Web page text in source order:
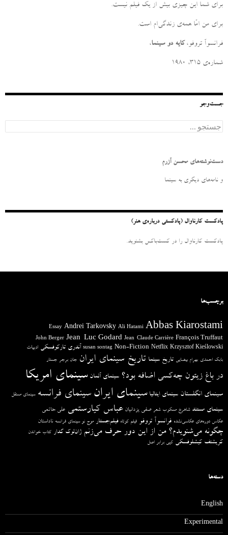
برای شما این چیزی بیش از یک فیلم نیست.
برای من امّا همه‌ی زندگی‌ام است.
فرانسوآ تروفو، کایه دو سینما،
شماره‌ی ۳۱۵، ۱۹۸۰
جست‌وجو
ج
س
و
ر
دست‌نوشته‌های محسن آزرم
و نامه‌‌های دیگری به سینما
پادکست کارناوال (پادکستی درباره‌ی هنر)
پادکست کارناوال را در کست‌باکس بشنوید.
برچسب‌ها
Abbas Kiarostami
Ali Hatami
Andrei Tarkovsky
Essay
François Truffaut
Jean-Claude Carrière
Jean-Luc Godard
John Berger
Krzysztof Kieślowski
Netflix
Non-Fiction
susan sontag آندری تارکوفسکی ادبیات
بابک احمدی بهرام بیضایی تاریخ سینما تاریخ سینمای ایران جان برجر جستار
در باغ زیتون چه‌کسی اضافه بود؟ سینمای آلمان سینمای امریکا
سینمای انگلستان سینمای ایتالیا سینمای ایران سینمای فرانسه سینمای مستقل
سینمای مستند شاهرخ مسکوب شعر صفی یزدانیان عباس کیارستمی علی حاتمی
عکاس دوره‌های عکاسی‌نشده فرانسوآ تروفو فیلم کوتاه فیلم‌جستار موج نو سینمای فرانسه ناداستان
چگونه می‌شنویدم؟ من از این دور حرف می‌زنم ژان‌لوک گدار کتاب خواندن
کریشتف کیشلوفسکی کپی برابر اصل
دسته‌ها
English
Experimental